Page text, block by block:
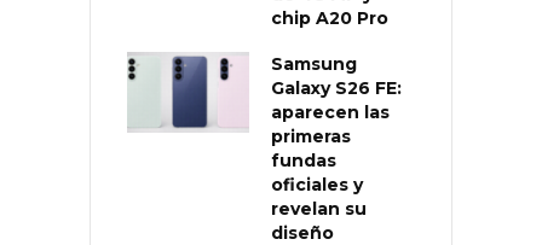
chip A20 Pro
Samsung
Galaxy S26 FE:
aparecen las
primeras
fundas
oficiales y
revelan su
diseño